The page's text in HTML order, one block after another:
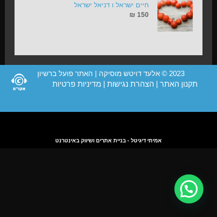
חיים ישראל ו דניאל ישראל
₪ 150
2023 © אלעד דויטש מוסיקה | האתר פועל ברשיון
תקנון האתר
הצהרת נגישות מדיניות פרטיות
אמיתי דיגיטל - בניית אתרים ושיווק באינטרנט